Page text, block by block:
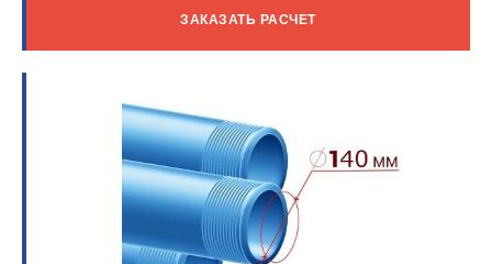
ЗАКАЗАТЬ РАСЧЕТ